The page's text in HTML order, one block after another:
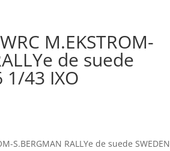
M.EKSTROM-
de suede
1/43 IXO
S.BERGMAN RALLYe de suede SWEDEN